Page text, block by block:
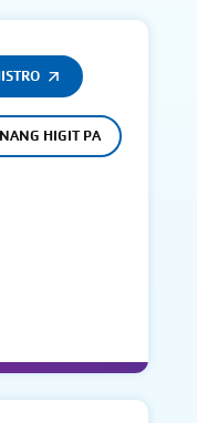
HIGIT PA